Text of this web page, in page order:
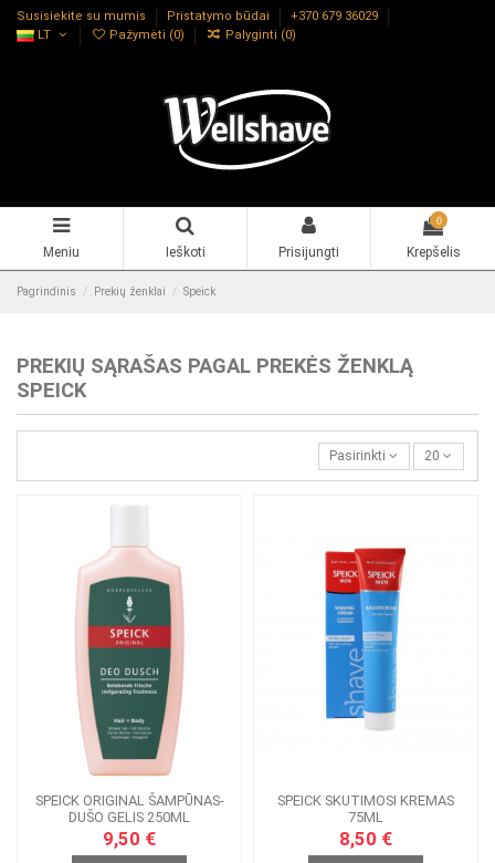
Susisiekite su mumis Pristatymo būdai
+370 679 36029
LT
Pažymėti (0) Palyginti (0)
Meniu Ieškoti Prisijungti
0
Krepšelis
Pagrindinis Prekių ženklai Speick
PREKIŲ SĄRAŠAS PAGAL PREKĖS ŽENKLĄ
SPEICK
Pasirinkti 20
SPEICK ORIGINAL ŠAMPŪNAS-
DUŠO GELIS 250ML
9,50 €
SPEICK SKUTIMOSI KREMAS
75ML
8,50 €